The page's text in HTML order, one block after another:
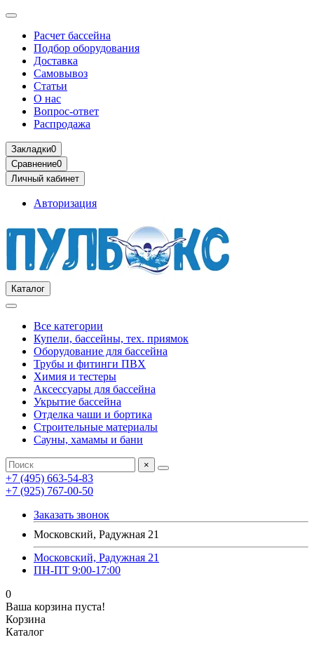
Расчет бассейна
Подбор оборудования
Доставка
Самовывоз
Статьи
О нас
Вопрос-ответ
Распродажа
Закладки0
Сравнение0
Личный кабинет
Авторизация
Каталог
Все категории
Купели, бассейны, тех. приямок
Оборудование для бассейна
Трубы и фитинги ПВХ
Химия и тестеры
Аксессуары для бассейна
Укрытие бассейна
Отделка чаши и бортика
Строительные материалы
Сауны, хамамы и бани
×
+7 (495) 663-54-83
+7 (925) 767-00-50
Заказать звонок
Московский, Радужная 21
Московский, Радужная 21
ПН-ПТ 9:00-17:00
0
Ваша корзина пуста!
Корзина
Каталог